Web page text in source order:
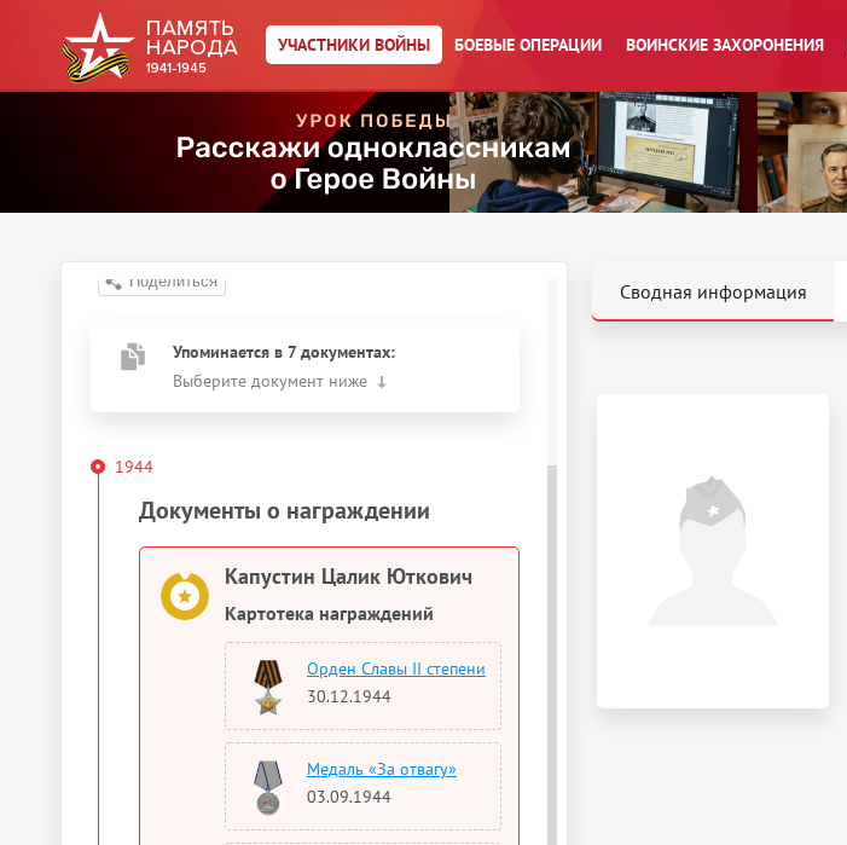
УЧАСТНИКИ ВОЙНЫ БОЕВЫЕ ОПЕРАЦИИ ВОИНСКИЕ ЗАХОРОНЕНИЯ
Главная страница/ Участники войны/
←К результатам поиска
Капустин Цалик
Юткович
Год рождения:__.__.1926
Упоминается в 7 документах:
Выберите документ ниже
1944
Документы о награждении
Капустин Цалик Юткович
Картотека награждений
Орден Славы II степени
30.12.1944
Медаль «За отвагу»
03.09.1944
Сводная информация